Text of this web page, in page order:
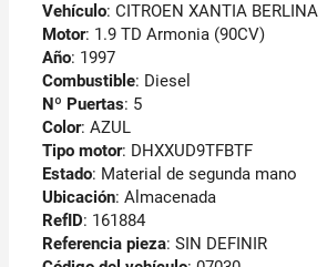
Vehículo: CITROEN XANTIA BERLINA
Motor: 1.9 TD Armonia (90CV)
Año: 1997
Combustible: Diesel
Nº Puertas: 5
Color: AZUL
Tipo motor: DHXXUD9TFBTF
Estado: Material de segunda mano
Ubicación: Almacenada
RefID: 161884
Referencia pieza: SIN DEFINIR